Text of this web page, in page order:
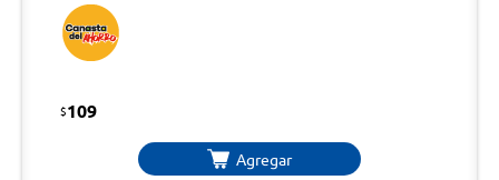
$109
Agregar